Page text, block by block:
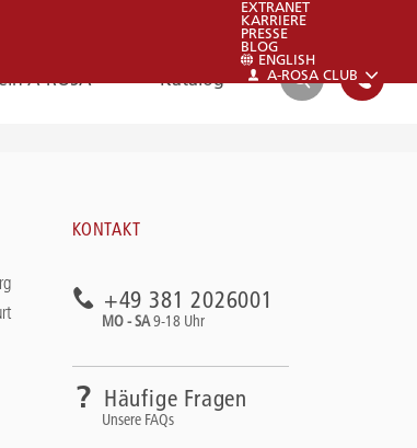
EXTRANET
KARRIERE
PRESSE
BLOG
ENGLISH
A-ROSA CLUB
A-ROSA Katalog
sie auch gerne in unsere FAQs:
KONTAKT
+49 381 2026001
MO - SA9-18 Uhr
Häufige Fragen
Unsere FAQs